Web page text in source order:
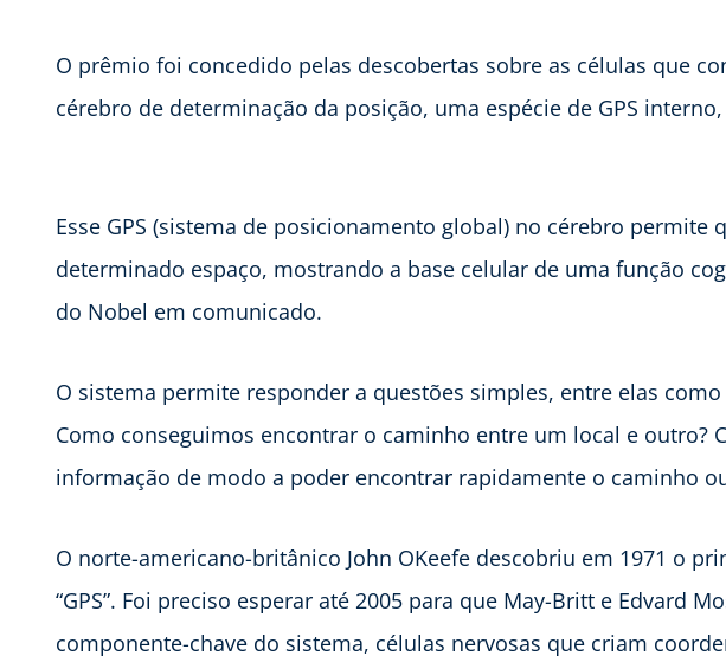
O prêmio foi concedido pelas descobertas sobre as células que
cérebro de determinação da posição, uma espécie de GPS
Esse GPS (sistema de posicionamento global) no cérebro permite
determinado espaço, mostrando a base celular de uma função
do Nobel em comunicado.
O sistema permite responder a questões simples, entre elas
Como conseguimos encontrar o caminho entre um local e outro?
informação de modo a poder encontrar rapidamente o caminho
O norte-americano-britânico John OKeefe descobriu em 1971 o
“GPS”. Foi preciso esperar até 2005 para que May-Britt e Edvard
componente-chave do sistema, células nervosas que criam